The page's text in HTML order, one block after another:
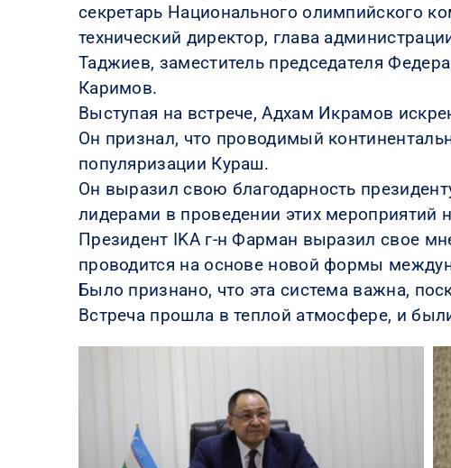
секретарь Национального олимпийского
технический директор, глава
Таджиев, заместитель председателя
Каримов.
Выступая на встрече, Адхам Икрамов
Он признал, что проводимый
популяризации Кураш.
Он выразил свою благодарность
лидерами в проведении этих мероприятий
Президент IKA г-н Фарман выразил свое
проводится на основе новой формы
Было признано, что эта система важна,
Встреча прошла в теплой атмосфере, и